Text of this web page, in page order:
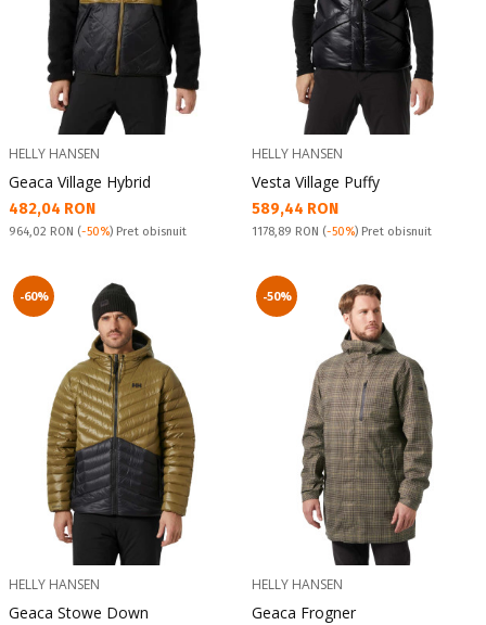
HELLY HANSEN
Geaca Village Hybrid
Текуща цена:
482,04 RON
Pret obisnuit:
964,02 RON (-50%) Pret obisnuit
HELLY HANSEN
Vesta Village Puffy
Текуща цена:
589,44 RON
Pret obisnuit:
1178,89 RON (-50%) Pret obisnuit
-60%
HELLY HANSEN
Geaca Stowe Down
-50%
HELLY HANSEN
Geaca Frogner